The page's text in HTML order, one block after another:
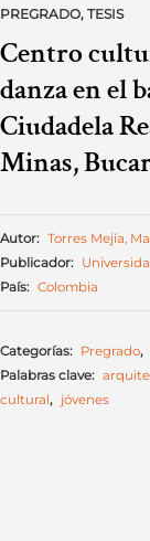
PREGRADO, TESIS
Centro
danza en el
Ciudadela
Minas,
Autor: Torres Mejía,
Publicador:
País: Colombia
Categorías: Pregrado,
Palabras clave:
cultural, jóvenes